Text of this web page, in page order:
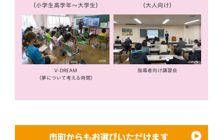
（小学生高学年〜大学生）
V-DREAM
（夢について考える時間）
（大人向け）
指導者向け講習会